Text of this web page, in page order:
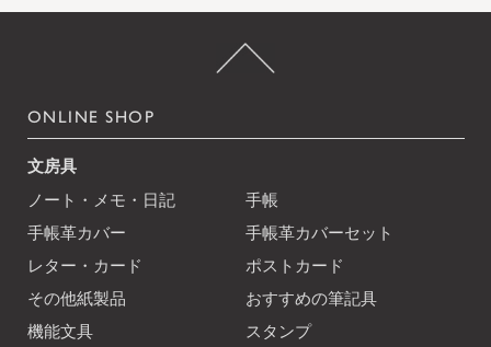
ONLINE SHOP
文房具
ノート・メモ・日記
手帳
手帳革カバー
手帳革カバーセット
レター・カード
ポストカード
その他紙製品
おすすめの筆記具
機能文具
スタンプ